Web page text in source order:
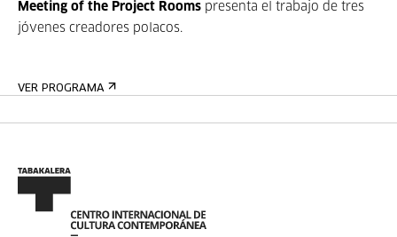
Meeting of the Project Rooms presenta el trabajo de tres
jóvenes creadores polacos.
VER PROGRAMA